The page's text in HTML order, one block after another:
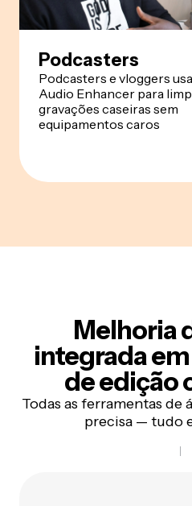
Podcasters
Podcasters e vloggers
Audio Enhancer para
gravações caseiras sem
equipamentos caros
Melhoria
integrada
de edição
Todas as ferramentas de
precisa — tudo